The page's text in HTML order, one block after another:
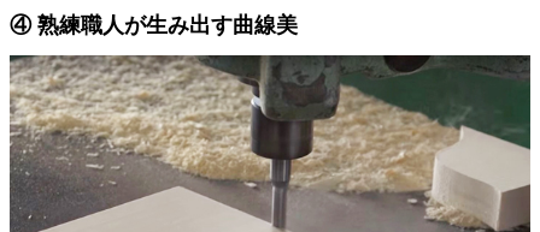
④ 熟練職人が生み出す曲線美